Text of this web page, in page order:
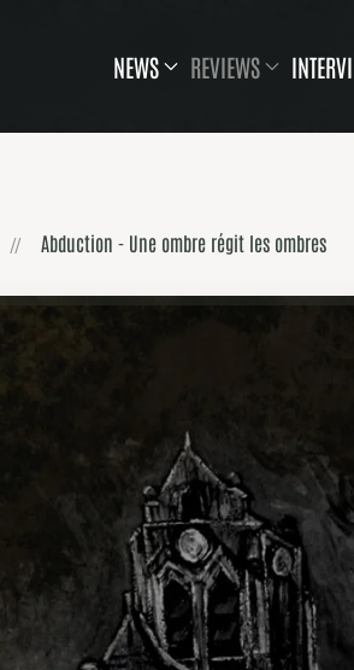
NEWS REVIEWS
Abduction - Une ombre régit les ombres